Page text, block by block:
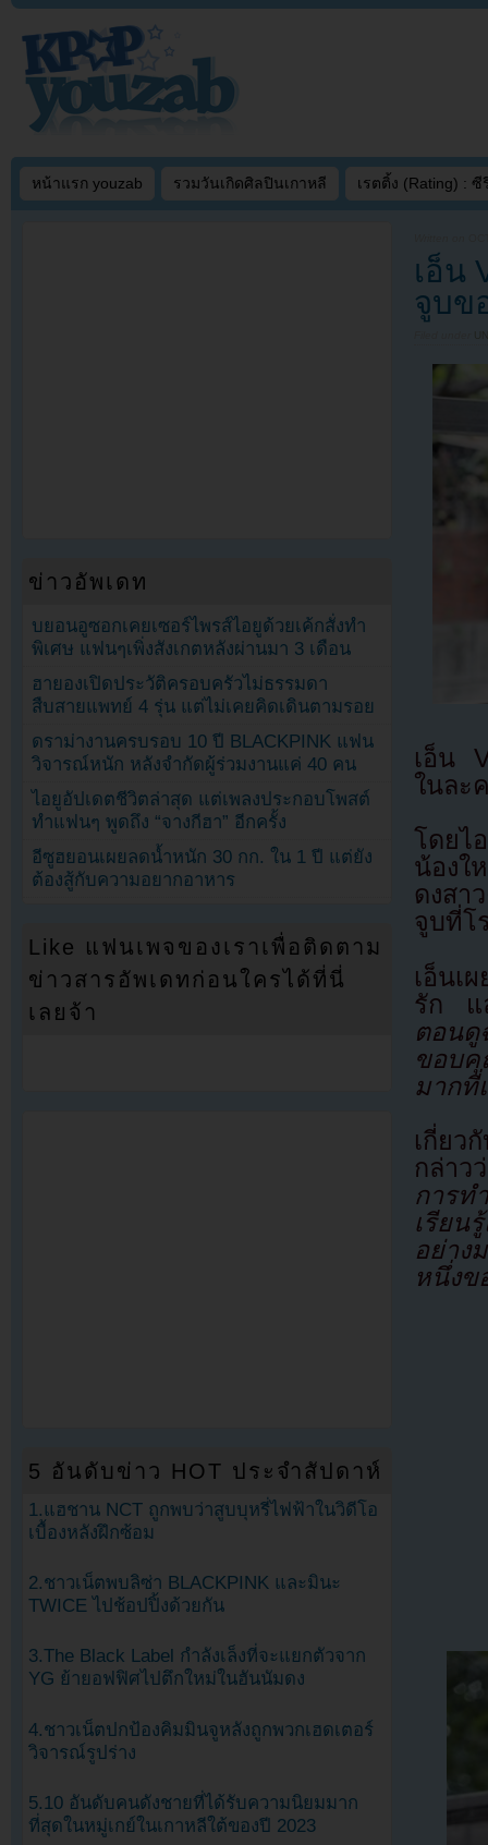
หน้าแรก youzab รวมวันเกิดศิลปินเกาหลี เรตติ้ง (Rating) : ซี
เอ็น
จูบข
เอ็น
ในละ
โดยไ
น้องใ
ดงสา
จูบที่โ
เอ็นเ
รัก แ
ตอน
ขอบคุ
มากที่
เกี่ยว
กล่าว
การ
เรียน
อย่า
หนึ่งข
ข่าวอัพเดท
บยอนอูซอกเคยเซอร์ไพรส์ไอยูด้วยเค้กสั่งทำ
พิเศษ แฟนๆเพิ่งสังเกตหลังผ่านมา 3 เดือน
ฮายองเปิดประวัติครอบครัวไม่ธรรมดา
สืบสายแพทย์ 4 รุ่น แต่ไม่เคยคิดเดินตามรอย
ดราม่างานครบรอบ 10 ปี BLACKPINK แฟน
วิจารณ์หนัก หลังจำกัดผู้ร่วมงานแค่ 40 คน
ไอยูอัปเดตชีวิตล่าสุด แต่เพลงประกอบโพสต์
ทำแฟนๆ พูดถึง “จางกีฮา” อีกครั้ง
อีซูฮยอนเผยลดน้ำหนัก 30 กก. ใน 1 ปี แต่ยัง
ต้องสู้กับความอยากอาหาร
Like แฟนเพจของเราเพื่อติดตาม
ข่าวสารอัพเดทก่อนใครได้ที่นี่
เลยจ้า
5 อันดับข่าว HOT ประจำสัปดาห์
1.แฮชาน NCT ถูกพบว่าสูบบุหรี่ไฟฟ้าในวิดีโอ
เบื้องหลังฝึกซ้อม
2.ชาวเน็ตพบลิซ่า BLACKPINK และมินะ
TWICE ไปช้อปปิ้งด้วยกัน
3.The Black Label กำลังเล็งที่จะแยกตัวจาก
YG ย้ายอฟฟิศไปตึกใหม่ในฮันนัมดง
4.ชาวเน็ตปกป้องคิมมินจูหลังถูกพวกเฮดเตอร์
วิจารณ์รูปร่าง
5.10 อันดับคนดังชายที่ได้รับความนิยมมาก
ที่สุดในหมู่เกย์ในเกาหลีใต้ของปี 2023